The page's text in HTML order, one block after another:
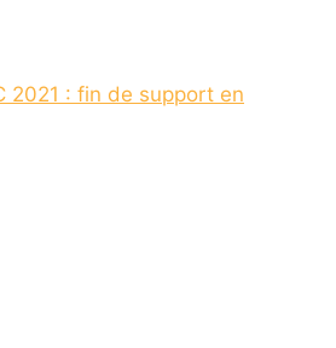
2021 : fin de support en